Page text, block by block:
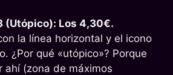
(Utópico): Los 4,30€.
la línea horizontal y el icono
¿Por qué «utópico»? Porque
ahí (zona de máximos